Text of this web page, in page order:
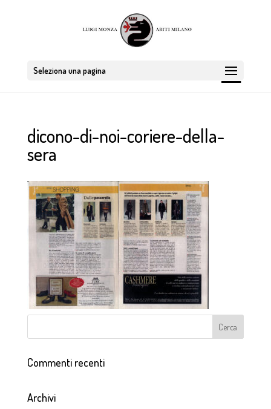
Seleziona una pagina
dicono-di-noi-coriere-della-
sera
Commenti recenti
Archivi